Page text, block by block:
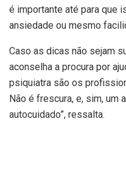
é importante até para que
ansiedade ou mesmo
Caso as dicas não sejam
aconselha a procura por
psiquiatra são os
Não é frescura, e, sim, um
autocuidado”, ressalta.